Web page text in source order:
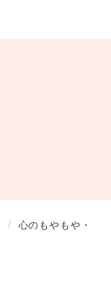
心のもやもや・